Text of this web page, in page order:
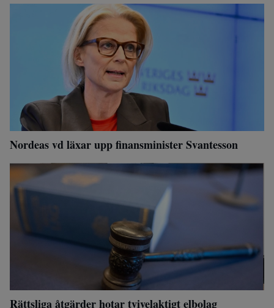
Nordeas vd läxar upp finansminister Svantesson
Rättsliga åtgärder hotar tvivelaktigt elbolag